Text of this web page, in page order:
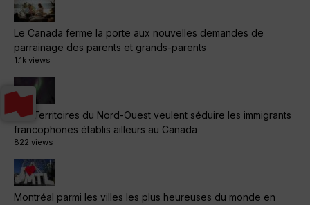
Le Canada ferme la porte aux nouvelles demandes de
parrainage des parents et grands-parents
1.1k views
Les Territoires du Nord-Ouest veulent séduire les immigrants
francophones établis ailleurs au Canada
822 views
Montréal parmi les villes les plus heureuses du monde en